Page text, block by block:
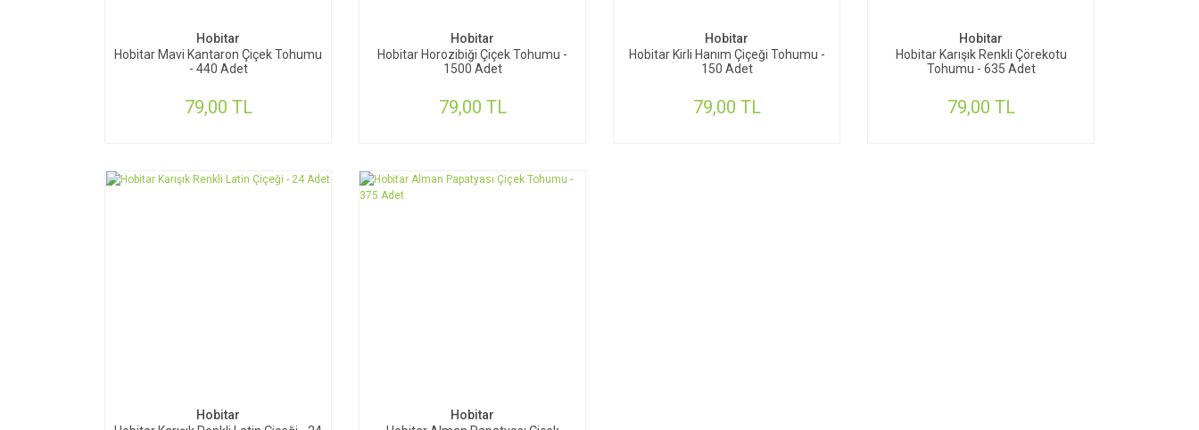
Hobitar
Hobitar Mavi Kantaron Çiçek Tohumu
- 440 Adet
79,00 TL
Hobitar
Hobitar Horozibiği Çiçek Tohumu -
1500 Adet
79,00 TL
Hobitar
Hobitar Kirli Hanım Çiçeği Tohumu -
150 Adet
79,00 TL
Hobitar
Hobitar Karışık Renkli Çörekotu
Tohumu - 635 Adet
79,00 TL
Hobitar
Hobitar